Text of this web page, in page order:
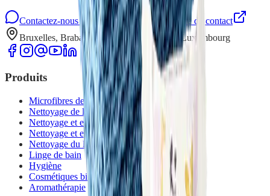
Contactez-nous sur WhatsApp
Formulaire de contact
Bruxelles, Brabant wallon, Namur, Liège, Luxembourg
Produits
Microfibres de ménage
Nettoyage de la maison
Nettoyage et entretien du sol
Nettoyage et entretien vaisselle
Nettoyage du linge
Linge de bain
Hygiène
Cosmétiques bio
Aromathérapie